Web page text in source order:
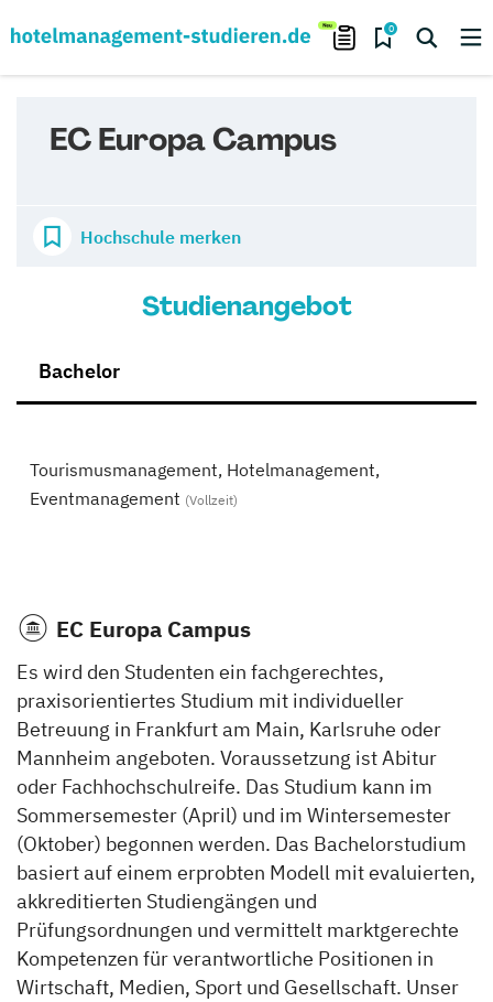
0
EC Europa Campus
Hochschule merken
Studienangebot
Bachelor
Tourismusmanagement, Hotelmanagement,
Eventmanagement (Vollzeit)
EC Europa Campus
Es wird den Studenten ein fachgerechtes,
praxisorientiertes Studium mit individueller
Betreuung in Frankfurt am Main, Karlsruhe oder
Mannheim angeboten. Voraussetzung ist Abitur
oder Fachhochschulreife. Das Studium kann im
Sommersemester (April) und im Wintersemester
(Oktober) begonnen werden. Das Bachelorstudium
basiert auf einem erprobten Modell mit evaluierten,
akkreditierten Studiengängen und
Prüfungsordnungen und vermittelt marktgerechte
Kompetenzen für verantwortliche Positionen in
Wirtschaft, Medien, Sport und Gesellschaft. Unser